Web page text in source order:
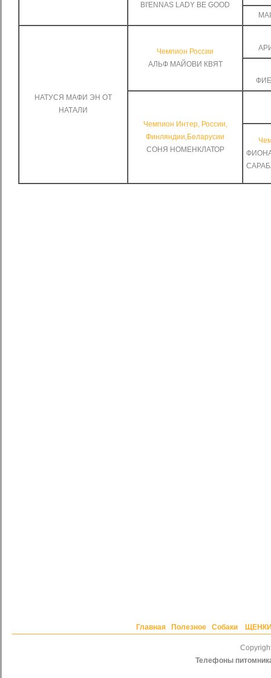
BI'ENNAS LADY BE GOOD
НАТУСЯ МАФИ ЭН ОТ
НАТАЛИ
Чемпион России
АЛЬФ МАЙОВИ КВЯТ
Чемпион Интер, России,
Финляндии,Беларусии
СОНЯ НОМЕНКЛАТОР
Главная Полезное Собаки
Телефоны